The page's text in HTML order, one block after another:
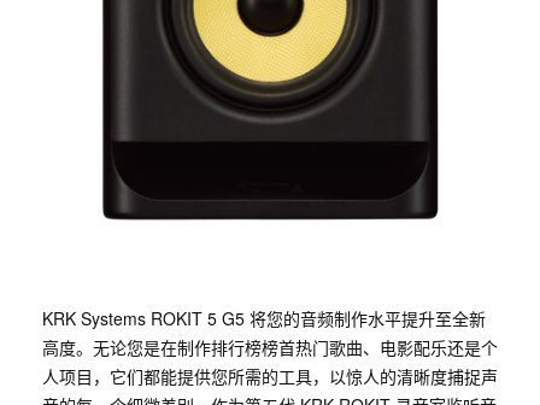
KRK Systems ROKIT 5 G5 将您的音频制作水平提升至全新
高度。无论您是在制作排行榜榜首热门歌曲、电影配乐还是个
人项目，它们都能提供您所需的工具，以惊人的清晰度捕捉声